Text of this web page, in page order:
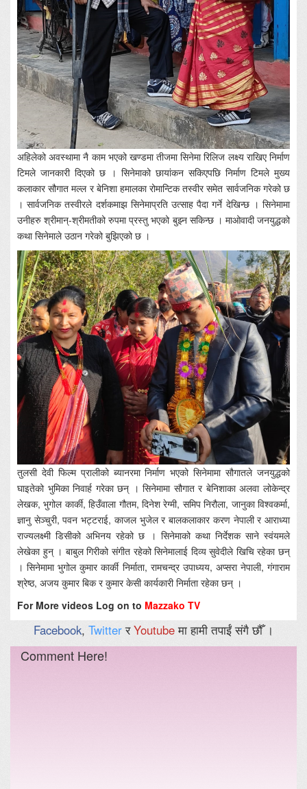
अहिलेको अवस्थामा नै काम भएको खण्डमा तीजमा सिनेमा रिलिज लक्ष्य राखिए निर्माण
टिमले जानकारी दिएको छ । सिनेमाको छायांकन सकिएपछि निर्माण टिमले मुख्य
कलाकार सौगात मल्ल र बेनिशा हमालका रोमान्टिक तस्वीर समेत सार्वजनिक गरेको छ
। सार्वजनिक तस्वीरले दर्शकमाझ सिनेमाप्रति उत्साह पैदा गर्ने देखिन्छ । सिनेमामा
उनीहरु श्रीमान्-श्रीमतीको रुपमा प्रस्तु भएको बुझ्न सकिन्छ । माओवादी जनयुद्धको
कथा सिनेमाले उठान गरेको बुझिएको छ ।
तुलसी देवी फिल्म प्रालीको ब्यानरमा निर्माण भएको सिनेमामा सौगातले जनयुद्धको
घाइतेको भुमिका निवार्ह गरेका छन् । सिनेमामा सौगात र बेनिशाका अलवा लोकेन्द्र
लेखक, भुगोल कार्की, हिउँवाला गौतम, दिनेश रेग्मी, समिप निरौला, जानुका विश्वकर्मा,
ज्ञानु सेञ्चुरी, पवन भट्टराई, काजल भुजेल र बालकलाकार करण नेपाली र आराध्या
राज्यलक्ष्मी डिसीको अभिनय रहेको छ । सिनेमाको कथा निर्देशक साने स्वंयमले
लेखेका हुन् । बाबुल गिरीको संगीत रहेको सिनेमालाई दिव्य सुवेदीले खिचि रहेका छन्
। सिनेमामा भुगोल कुमार कार्की निर्माता, रामचन्द्र उपाध्यय, अप्सरा नेपाली, गंगाराम
श्रेष्ठ, अजय कुमार बिक र कुमार केसी कार्यकारी निर्माता रहेका छन् ।
For More videos Log on to Mazzako TV
Facebook, TwitterरYoutubeमा हामी तपाईं संगै छौँ ।
Comment Here!